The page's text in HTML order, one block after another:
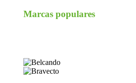
Marcas populares